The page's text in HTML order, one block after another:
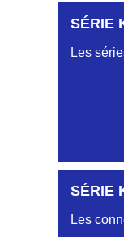
SÉRIE
Les
SÉRIE
Les